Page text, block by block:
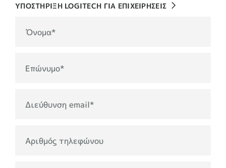
ΥΠΟΣΤΗΡΙΞΗ LOGITECH ΓΙΑ ΕΠΙΧΕΙΡΗΣΕΙΣ
Όνομα*
Επώνυμο*
Διεύθυνση email*
Αριθμός τηλεφώνου